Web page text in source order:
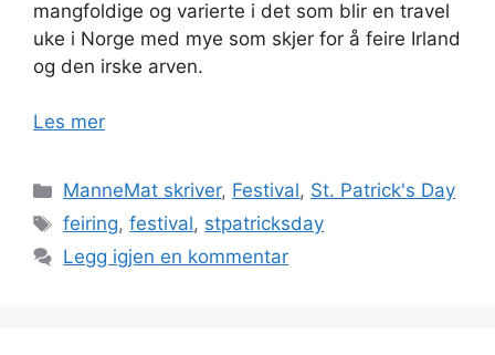
mangfoldige og varierte i det som blir en travel
uke i Norge med mye som skjer for å feire Irland
og den irske arven.
Les mer
Kategorier
ManneMat skriver, Festival, St. Patrick's Day
Stikkord
feiring,festival, stpatricksday
Legg igjen en kommentar